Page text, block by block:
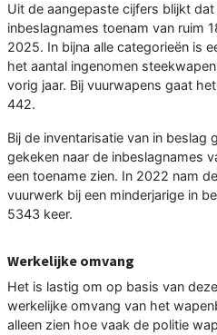
Uit de aangepaste cijfers blijkt
inbeslagnames toenam van ruim
2025. In bijna alle categorieën is
het aantal ingenomen
vorig jaar. Bij vuurwapens gaat
442.
Bij de inventarisatie van in beslag
gekeken naar de inbeslagnames
een toename zien. In 2022 nam
vuurwerk bij een minderjarige in
5343 keer.
Werkelijke omvang
Het is lastig om op basis van
werkelijke omvang van het
alleen zien hoe vaak de politie